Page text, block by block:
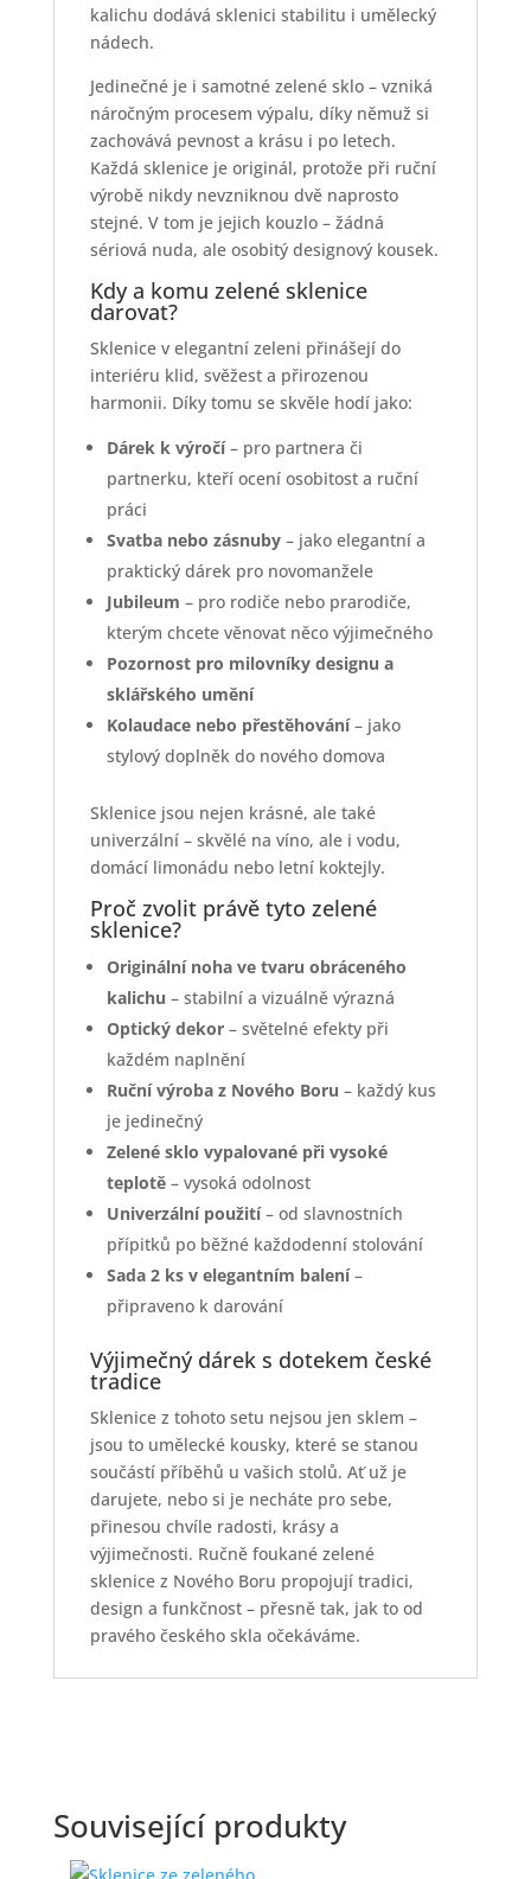
kalichu dodává sklenici stabilitu i umělecký
nádech.
Jedinečné je i samotné zelené sklo – vzniká
náročným procesem výpalu, díky němuž si
zachovává pevnost a krásu i po letech.
Každá sklenice je originál, protože při ruční
výrobě nikdy nevzniknou dvě naprosto
stejné. V tom je jejich kouzlo – žádná
sériová nuda, ale osobitý designový kousek.
Kdy a komu zelené sklenice
darovat?
Sklenice v elegantní zeleni přinášejí do
interiéru klid, svěžest a přirozenou
harmonii. Díky tomu se skvěle hodí jako:
Dárek k výročí– pro partnera či
partnerku, kteří ocení osobitost a ruční
práci
Svatba nebo zásnuby– jako elegantní a
praktický dárek pro novomanžele
Jubileum – pro rodiče nebo prarodiče,
kterým chcete věnovat něco výjimečného
Pozornost pro milovníky designu a
sklářského umění
Kolaudace nebo přestěhování– jako
stylový doplněk do nového domova
Sklenice jsou nejen krásné, ale také
univerzální – skvělé na víno, ale i vodu,
domácí limonádu nebo letní koktejly.
Proč zvolit právě tyto zelené
sklenice?
Originální noha ve tvaru obráceného
kalichu – stabilní a vizuálně výrazná
Optický dekor– světelné efekty při
každém naplnění
Ruční výroba z Nového Boru – každý kus
je jedinečný
Zelené sklo vypalované při vysoké
teplotě– vysoká odolnost
Univerzální použití– od slavnostních
přípitků po běžné každodenní stolování
Sada 2 ks v elegantním balení–
připraveno k darování
Výjimečný dárek s dotekem české
tradice
Sklenice z tohoto setu nejsou jen sklem –
jsou to umělecké kousky, které se stanou
součástí příběhů u vašich stolů. Ať už je
darujete, nebo si je necháte pro sebe,
přinesou chvíle radosti, krásy a
výjimečnosti. Ručně foukané zelené
sklenice z Nového Boru propojují tradici,
design a funkčnost – přesně tak, jak to od
pravého českého skla očekáváme.
Související produkty